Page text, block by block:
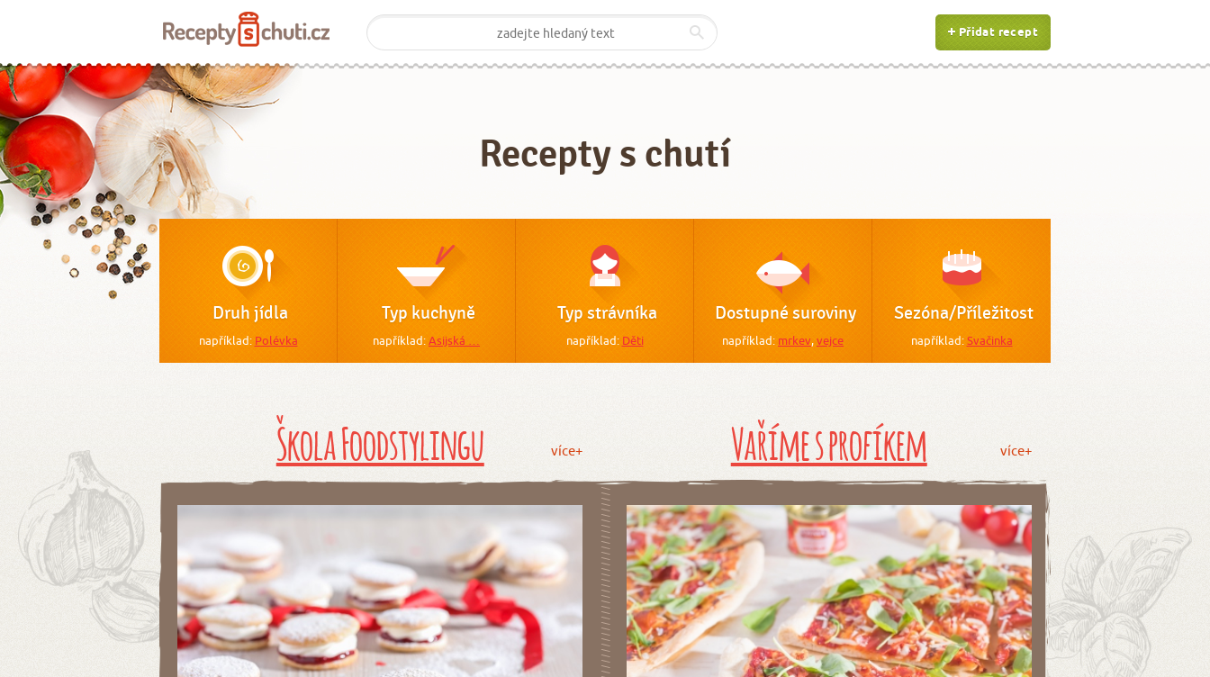
Přidat recept
Recepty s chutí
Druh jídla
například: Polévka
Typ kuchyně
například:Asijská …
Typ strávníka
například: Děti
Dostupné suroviny
například: mrkev,vejce
Sezóna/Příležitost
například:Svačinka
Škola Foodstylingu více+ Vaříme s profíkem více+